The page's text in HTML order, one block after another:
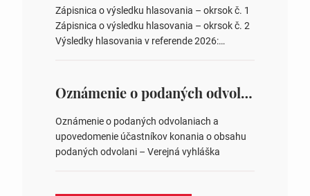
zastupiteľstiev, počtu poslancov obecných
zastupiteľstiev v nich 4. Schválenie odpredaja
obecného pozemku –…
Zápisnica o výsledku hlasovania – okrsok č. 1
Zápisnica o výsledku hlasovania – okrsok č. 2
Výsledky hlasovania v referende 2026:
ysledky.html
Oznámenie o podaných odvolaniach a upovedomenie účastníkov konania o obsahu podaných odvolani – Verejná vyhláška
Oznámenie o podaných odvolaniach a
upovedomenie účastníkov konania o obsahu
podaných odvolani – Verejná vyhláška